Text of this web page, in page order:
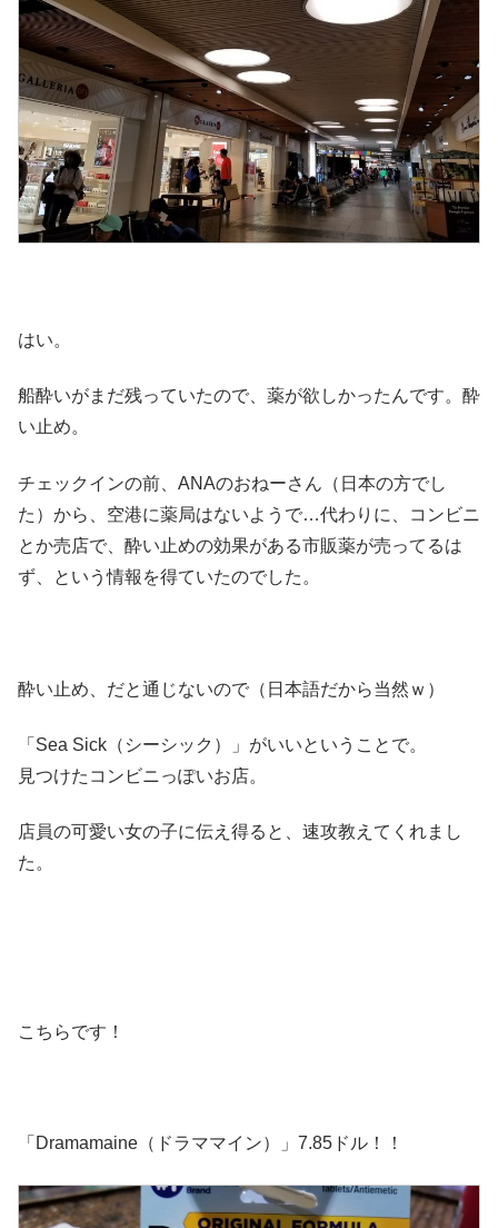
はい。
船酔いがまだ残っていたので、薬が欲しかったんです。酔
い止め。
チェックインの前、ANAのおねーさん（日本の方でし
た）から、空港に薬局はないようで…代わりに、コンビニ
とか売店で、酔い止めの効果がある市販薬が売ってるは
ず、という情報を得ていたのでした。
酔い止め、だと通じないので（日本語だから当然ｗ）
「Sea Sick（シーシック）」がいいということで。
見つけたコンビニっぽいお店。
店員の可愛い女の子に伝え得ると、速攻教えてくれまし
た。
こちらです！
「Dramamaine（ドラママイン）」7.85ドル！！